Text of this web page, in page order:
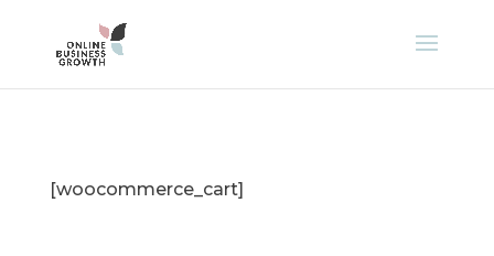
[woocommerce_cart]